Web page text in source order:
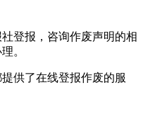
登报，咨询作废声明的相
。
供了在线登报作废的服